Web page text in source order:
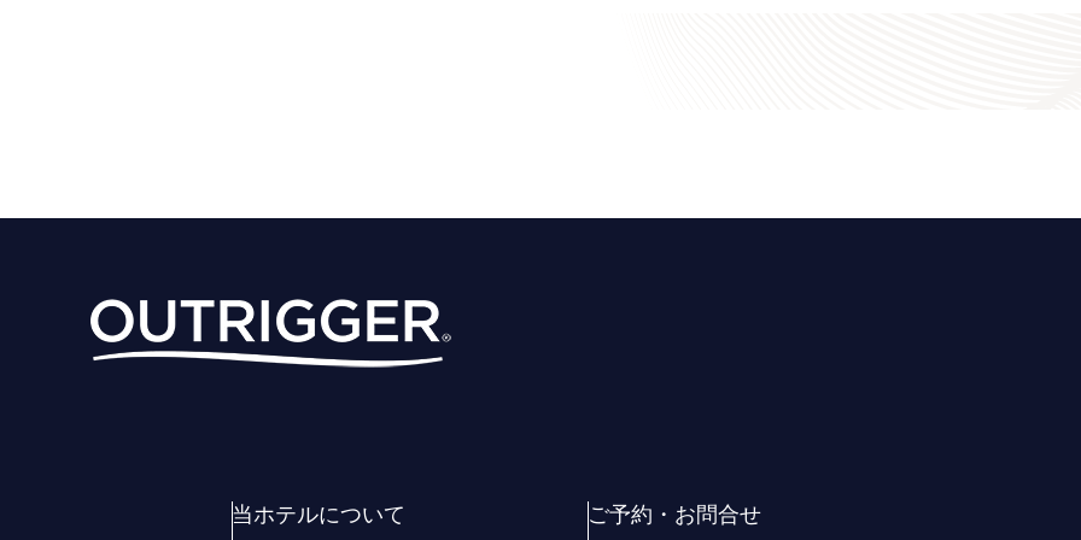
当ホテルについて ご予約・お問合せ